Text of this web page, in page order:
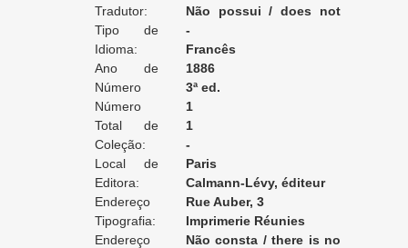
Tradutor:
Não possui / does not
apply / ne posséde pas
Tipo de
Tradução:
-
Idioma:
Francês
Ano de
Edição:
1886
Número
da Edição:
3ª ed.
Número
do Volume:
1
Total de
Volumes:
1
Coleção:
-
Local de
Edição:
Paris
Editora:
Calmann-Lévy, éditeur
Endereço
da Editora:
Rue Auber, 3
Tipografia:
Imprimerie Réunies
Endereço
Não consta / there is no